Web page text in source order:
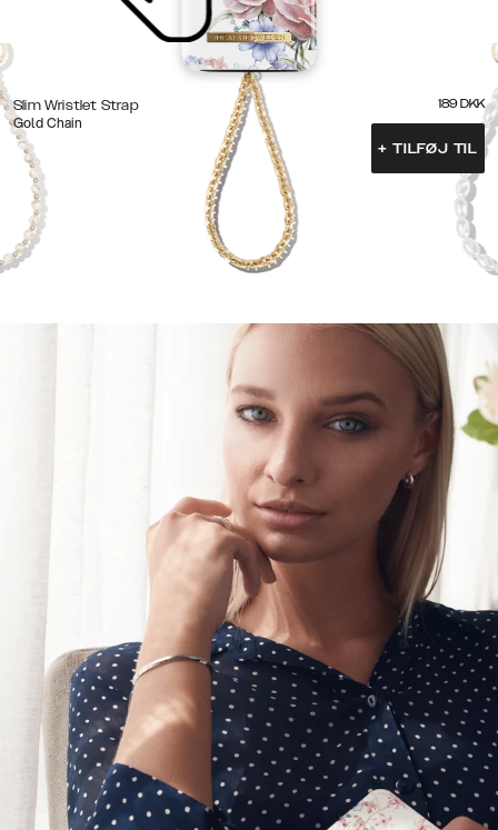
Slim Wristlet Strap
Gold Chain
189 DKK
+ TILFØJ TIL